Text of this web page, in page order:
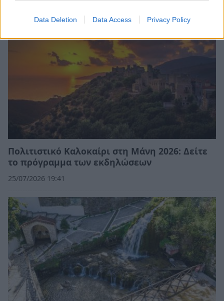
Data Deletion Data Access Privacy Policy
Πολιτιστικό Καλοκαίρι στη Μάνη 2026: Δείτε
το πρόγραμμα των εκδηλώσεων
25/07/2026 19:41